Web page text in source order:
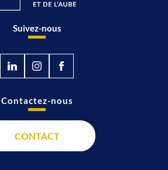
Suivez-nous
Contactez-nous
CONTACT